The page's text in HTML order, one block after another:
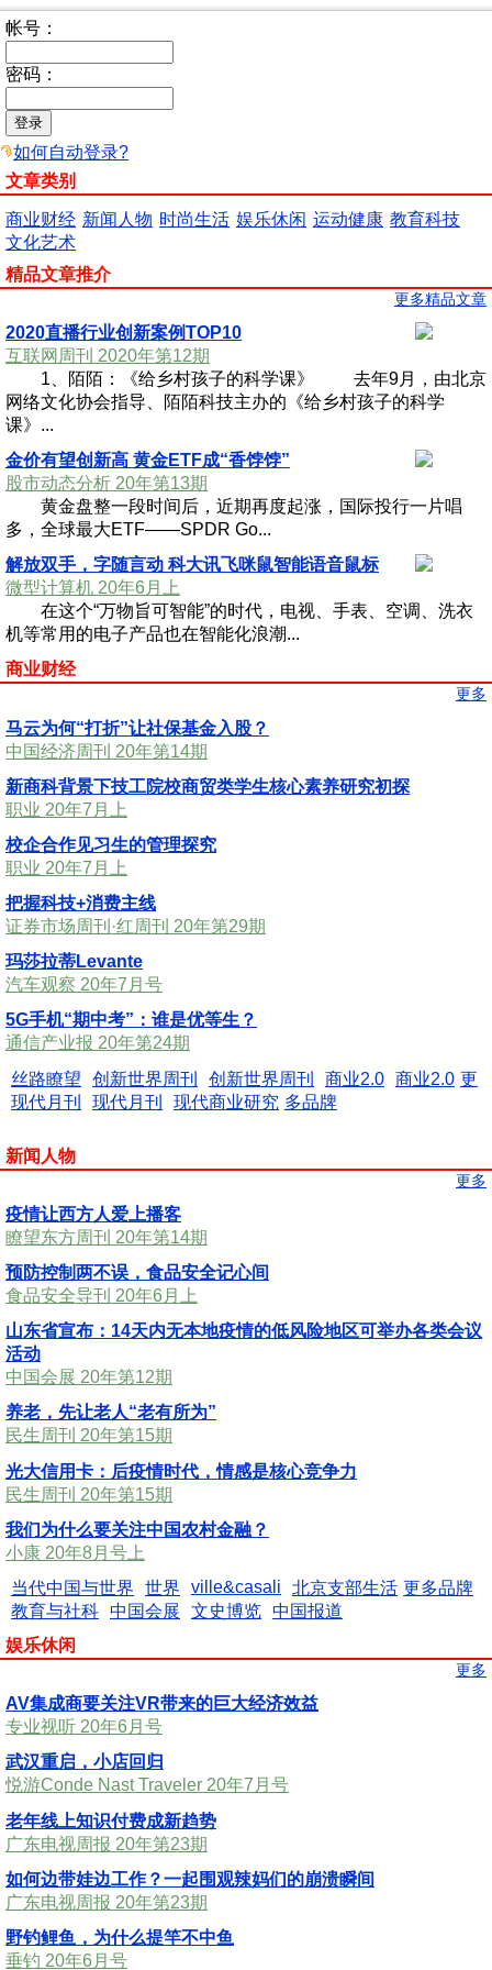
帐号：
密码：
如何自动登录?
文章类别
商业财经 新闻人物 时尚生活 娱乐休闲 运动健康 教育科技
文化艺术
精品文章推介
更多精品文章
2020直播行业创新案例TOP10
互联网周刊 2020年第12期
1、陌陌：《给乡村孩子的科学课》 去年9月，由北京
网络文化协会指导、陌陌科技主办的《给乡村孩子的科学
课》...
金价有望创新高 黄金ETF成“香饽饽”
股市动态分析 20年第13期
黄金盘整一段时间后，近期再度起涨，国际投行一片唱
多，全球最大ETF——SPDR Go...
解放双手，字随言动 科大讯飞咪鼠智能语音鼠标
微型计算机 20年6月上
在这个“万物旨可智能”的时代，电视、手表、空调、洗衣
机等常用的电子产品也在智能化浪潮...
商业财经
更多
马云为何“打折”让社保基金入股？
中国经济周刊 20年第14期
新商科背景下技工院校商贸类学生核心素养研究初探
职业 20年7月上
校企合作见习生的管理探究
职业 20年7月上
把握科技+消费主线
证券市场周刊·红周刊 20年第29期
玛莎拉蒂Levante
汽车观察 20年7月号
5G手机“期中考”：谁是优等生？
通信产业报 20年第24期
丝路瞭望
创新世界周刊 创新世界周刊 商业2.0 商业2.0
现代月刊
现代月刊 现代商业研究
更
多品牌
新闻人物
更多
疫情让西方人爱上播客
瞭望东方周刊 20年第14期
预防控制两不误，食品安全记心间
食品安全导刊 20年6月上
山东省宣布：14天内无本地疫情的低风险地区可举办各类会议
活动
中国会展 20年第12期
养老，先让老人“老有所为”
民生周刊 20年第15期
光大信用卡：后疫情时代，情感是核心竞争力
民生周刊 20年第15期
我们为什么要关注中国农村金融？
小康 20年8月号上
当代中国与世界
世界 ville&casali
北京支部生活
教育与社科 中国会展 文史博览 中国报道
更多品牌
娱乐休闲
更多
AV集成商要关注VR带来的巨大经济效益
专业视听 20年6月号
武汉重启，小店回归
悦游Conde Nast Traveler 20年7月号
老年线上知识付费成新趋势
广东电视周报 20年第23期
如何边带娃边工作？一起围观辣妈们的崩溃瞬间
广东电视周报 20年第23期
野钓鲤鱼，为什么提竿不中鱼
垂钓 20年6月号